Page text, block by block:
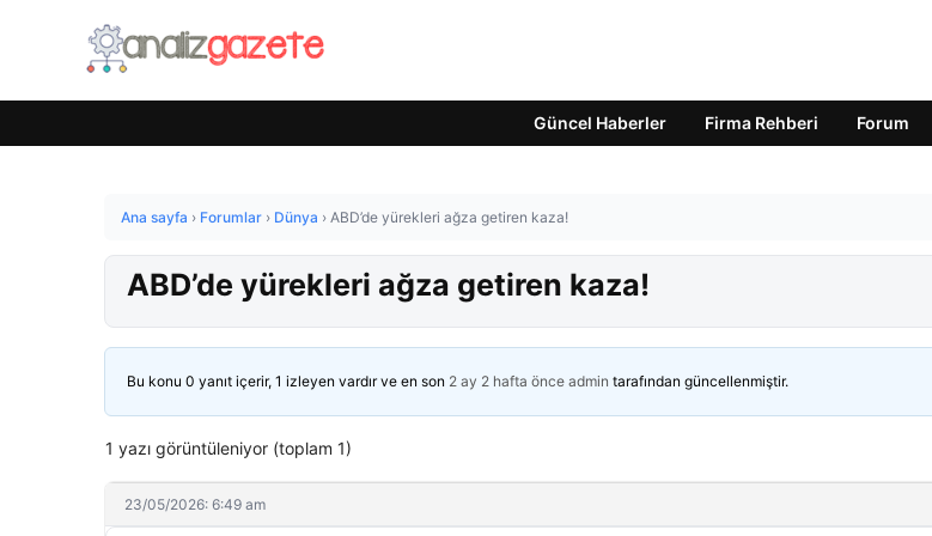
Güncel Haberler Firma Rehberi Forum
Ana sayfa › Forumlar › Dünya › ABD’de yürekleri ağza getiren kaza!
ABD’de yürekleri ağza getiren kaza!
Bu konu 0 yanıt içerir, 1 izleyen vardır ve en son 2 ay 2 hafta önce admin tarafından güncellenmiştir.
1 yazı görüntüleniyor (toplam 1)
23/05/2026: 6:49 am